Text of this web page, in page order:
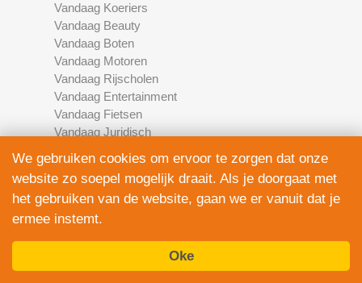
Vandaag Koeriers
Vandaag Beauty
Vandaag Boten
Vandaag Motoren
Vandaag Rijscholen
Vandaag Entertainment
Vandaag Fietsen
Vandaag Juridisch
Vandaag Multimedia
Vandaag Scooters
Vandaag Elektronica
Vandaag Financieel
Vandaag Development
Vandaag Fotografie
We gebruiken cookies om ervoor te zorgen dat onze
website zo soepel mogelijk draait. Als je doorgaat met
het gebruiken van de website, gaan we er vanuit dat je
ermee instemt.
Oke